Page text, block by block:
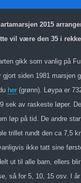
2015
vil være den 35 i
gikk som vanlig på
gjort siden 1981 marsjen
her (grønn). Løypa er
sek av raskeste løper.
løp på tid. De andre
trillet rundt den ca 7,5
ikke tatt sine
ut til alle barn, ellers
så for 5, 10, 15 osv. I